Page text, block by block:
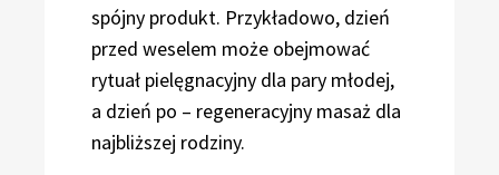
spójny produkt. Przykładowo, dzień
przed weselem może obejmować
rytuał pielęgnacyjny dla pary młodej,
a dzień po – regeneracyjny masaż dla
najbliższej rodziny.